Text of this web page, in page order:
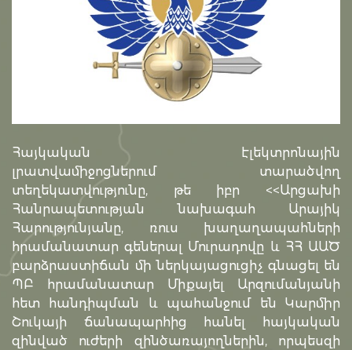
Հայկական էլեկտրոնային
լրատվամիջոցներում տարածվող
տեղեկատվությունը, թե իբր <<Արցախի
Հանրապետության նախագահ Արայիկ
Հարությունյանը, ռուս խաղաղապահների
հրամանատար գեներալ Մուրադովը և ՀՀ ԱԱԾ
բարձրաստիճան մի ներկայացուցիչ գնացել են
ՊԲ հրամանատար Միքայել Արզումանյանի
հետ հանդիպման և պահանջում են Կարմիր
Շուկայի ճանապարհից հանել հայկական
զինված ուժերի զինծառայողներին, որպեսզի